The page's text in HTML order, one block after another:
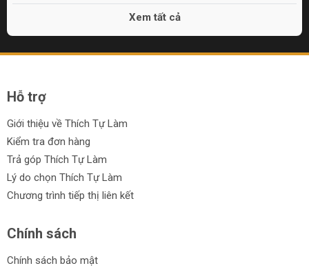
Xem tất cả
Hỗ trợ
Giới thiệu về Thích Tự Làm
Kiểm tra đơn hàng
Trả góp Thích Tự Làm
Lý do chọn Thích Tự Làm
Chương trình tiếp thị liên kết
Chính sách
Chính sách bảo mật